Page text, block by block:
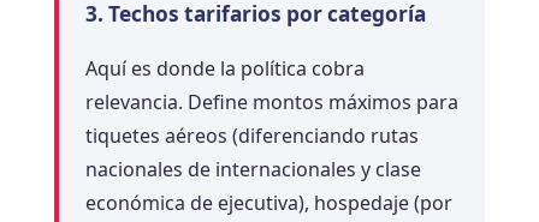
3. Techos tarifarios por categoría
Aquí es donde la política cobra
relevancia. Define montos máximos para
tiquetes aéreos (diferenciando rutas
nacionales de internacionales y clase
económica de ejecutiva), hospedaje (por